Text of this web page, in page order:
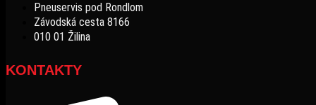
Pneuservis pod Rondlom
Závodská cesta 8166
010 01 Žilina
KONTAKTY